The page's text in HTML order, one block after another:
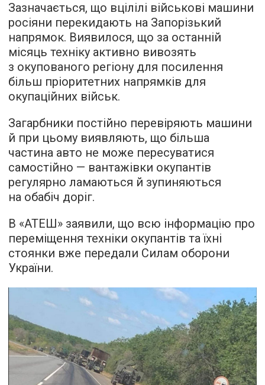
Зазначається, що вцілілі військові машини
росіяни перекидають на Запорізький
напрямок. Виявилося, що за останній
місяць техніку активно вивозять
з окупованого регіону для посилення
більш пріоритетних напрямків для
окупаційних військ.
Загарбники постійно перевіряють машини
й при цьому виявляють, що більша
частина авто не може пересуватися
самостійно — вантажівки окупантів
регулярно ламаються й зупиняються
на обабіч доріг.
В «АТЕШ» заявили, що всю інформацію про
переміщення техніки окупантів та їхні
стоянки вже передали Силам оборони
України.